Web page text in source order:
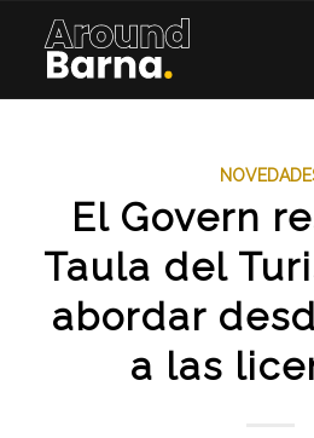
El Govern
Taula del
abordar
a las